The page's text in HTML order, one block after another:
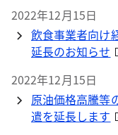
2022年12月15日
飲食事業者向け
延長のお知らせ
2022年12月15日
原油価格高騰等
遣を延長します